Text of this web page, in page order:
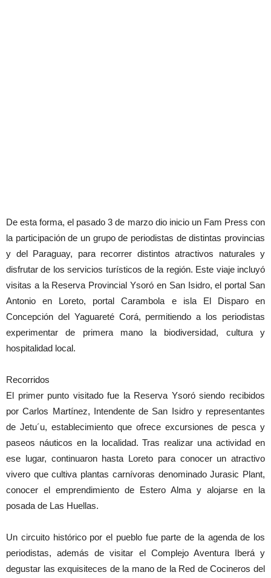
De esta forma, el pasado 3 de marzo dio inicio un Fam Press con
la participación de un grupo de periodistas de distintas provincias
y del Paraguay, para recorrer distintos atractivos naturales y
disfrutar de los servicios turísticos de la región. Este viaje incluyó
visitas a la Reserva Provincial Ysoró en San Isidro, el portal San
Antonio en Loreto, portal Carambola e isla El Disparo en
Concepción del Yaguareté Corá, permitiendo a los periodistas
experimentar de primera mano la biodiversidad, cultura y
hospitalidad local.
Recorridos
El primer punto visitado fue la Reserva Ysoró siendo recibidos
por Carlos Martínez, Intendente de San Isidro y representantes
de Jetu´u, establecimiento que ofrece excursiones de pesca y
paseos náuticos en la localidad. Tras realizar una actividad en
ese lugar, continuaron hasta Loreto para conocer un atractivo
vivero que cultiva plantas carnívoras denominado Jurasic Plant,
conocer el emprendimiento de Estero Alma y alojarse en la
posada de Las Huellas.
Un circuito histórico por el pueblo fue parte de la agenda de los
periodistas, además de visitar el Complejo Aventura Iberá y
degustar las exquisiteces de la mano de la Red de Cocineros del